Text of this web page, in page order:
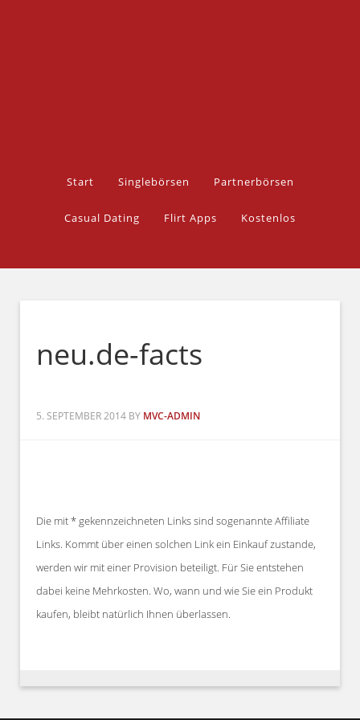
Start Singlebörsen Partnerbörsen
Casual Dating Flirt Apps Kostenlos
neu.de-facts
5. SEPTEMBER 2014 BY MVC-ADMIN
Die mit * gekennzeichneten Links sind sogenannte Affiliate
Links. Kommt über einen solchen Link ein Einkauf zustande,
werden wir mit einer Provision beteiligt. Für Sie entstehen
dabei keine Mehrkosten. Wo, wann und wie Sie ein Produkt
kaufen, bleibt natürlich Ihnen überlassen.